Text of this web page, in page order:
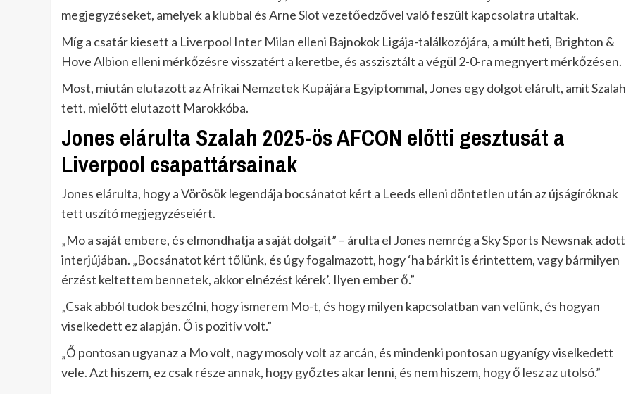
megjegyzéseket, amelyek a klubbal és Arne Slot vezetőedzővel való feszült kapcsolatra utaltak.
Míg a csatár kiesett a Liverpool Inter Milan elleni Bajnokok Ligája-találkozójára, a múlt heti, Brighton &
Hove Albion elleni mérkőzésre visszatért a keretbe, és asszisztált a végül 2-0-ra megnyert mérkőzésen.
Most, miután elutazott az Afrikai Nemzetek Kupájára Egyiptommal, Jones egy dolgot elárult, amit Szalah
tett, mielőtt elutazott Marokkóba.
Jones elárulta Szalah 2025-ös AFCON előtti gesztusát a
Liverpool csapattársainak
Jones elárulta, hogy a Vörösök legendája bocsánatot kért a Leeds elleni döntetlen után az újságíróknak
tett uszító megjegyzéseiért.
„Mo a saját embere, és elmondhatja a saját dolgait” – árulta el Jones nemrég a Sky Sports Newsnak adott
interjújában. „Bocsánatot kért tőlünk, és úgy fogalmazott, hogy ‘ha bárkit is érintettem, vagy bármilyen
érzést keltettem bennetek, akkor elnézést kérek’. Ilyen ember ő.”
„Csak abból tudok beszélni, hogy ismerem Mo-t, és hogy milyen kapcsolatban van velünk, és hogyan
viselkedett ez alapján. Ő is pozitív volt.”
„Ő pontosan ugyanaz a Mo volt, nagy mosoly volt az arcán, és mindenki pontosan ugyanígy viselkedett
vele. Azt hiszem, ez csak része annak, hogy győztes akar lenni, és nem hiszem, hogy ő lesz az utolsó.”